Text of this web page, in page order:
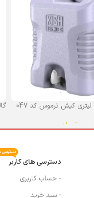
تومان
دسترسی های کاربر
دسترسی
- حساب کاربری
- سبد خرید